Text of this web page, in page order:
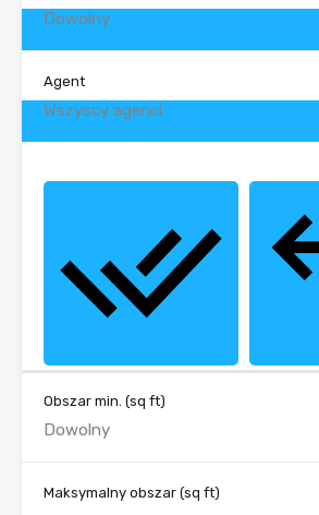
Dowolny
Agent
Wszyscy agenci
Obszar min. (sq ft)
Maksymalny obszar (sq ft)